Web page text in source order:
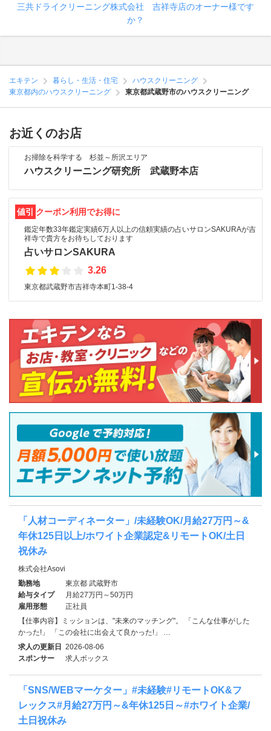
三共ドライクリーニング株式会社 吉祥寺店のオーナー様です
か？
エキテン 暮らし・生活・住宅
ハウスクリーニング
東京都内のハウスクリーニング
東京都武蔵野市のハウスクリーニング
お近くのお店
お掃除を科学する 杉並～所沢エリア
ハウスクリーニング研究所 武蔵野本店
値引 クーポン利用でお得に
鑑定年数33年鑑定実績6万人以上の信頼実績の占いサロンSAKURAが吉
祥寺で貴方をお待ちしております
占いサロンSAKURA
3.26
東京都武蔵野市吉祥寺本町1-38-4
「人材コーディネーター」/未経験OK/月給27万円～&
年休125日以上/ホワイト企業認定&リモートOK/土日
祝休み
株式会社Asovi
勤務地
東京都 武蔵野市
給与タイプ
月給27万円～50万円
雇用形態
正社員
【仕事内容】ミッションは、"未来のマッチング"。 「こんな仕事がした
かった!」 「この会社に出会えて良かった!」 …
求人の更新日 2026-08-06
スポンサー
求人ボックス
「SNS/WEBマーケター」#未経験#リモートOK&フ
レックス#月給27万円～&年休125日～#ホワイト企業/
土日祝休み